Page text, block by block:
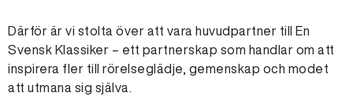
Därför är vi stolta över att vara huvudpartner till En
Svensk Klassiker – ett partnerskap som handlar om att
inspirera fler till rörelseglädje, gemenskap och modet
att utmana sig själva.